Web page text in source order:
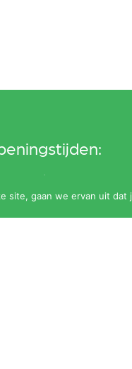
t/m vrijdag van
om 23.30 uur)
site, gaan we ervan uit dat